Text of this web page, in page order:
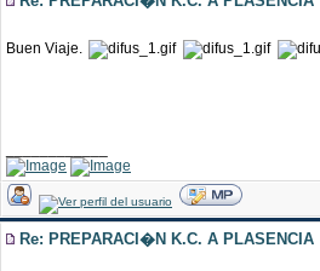
Buen Viaje.
Re: PREPARACI�N K.C. A PLASENCIA